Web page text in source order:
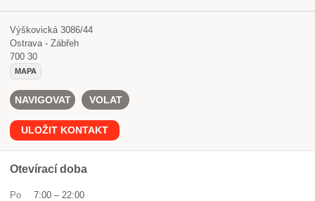
Výškovická 3086/44
Ostrava - Zábřeh
700 30
MAPA
NAVIGOVAT VOLAT
ULOŽIT KONTAKT
Otevírací doba
Po 7:00 – 22:00